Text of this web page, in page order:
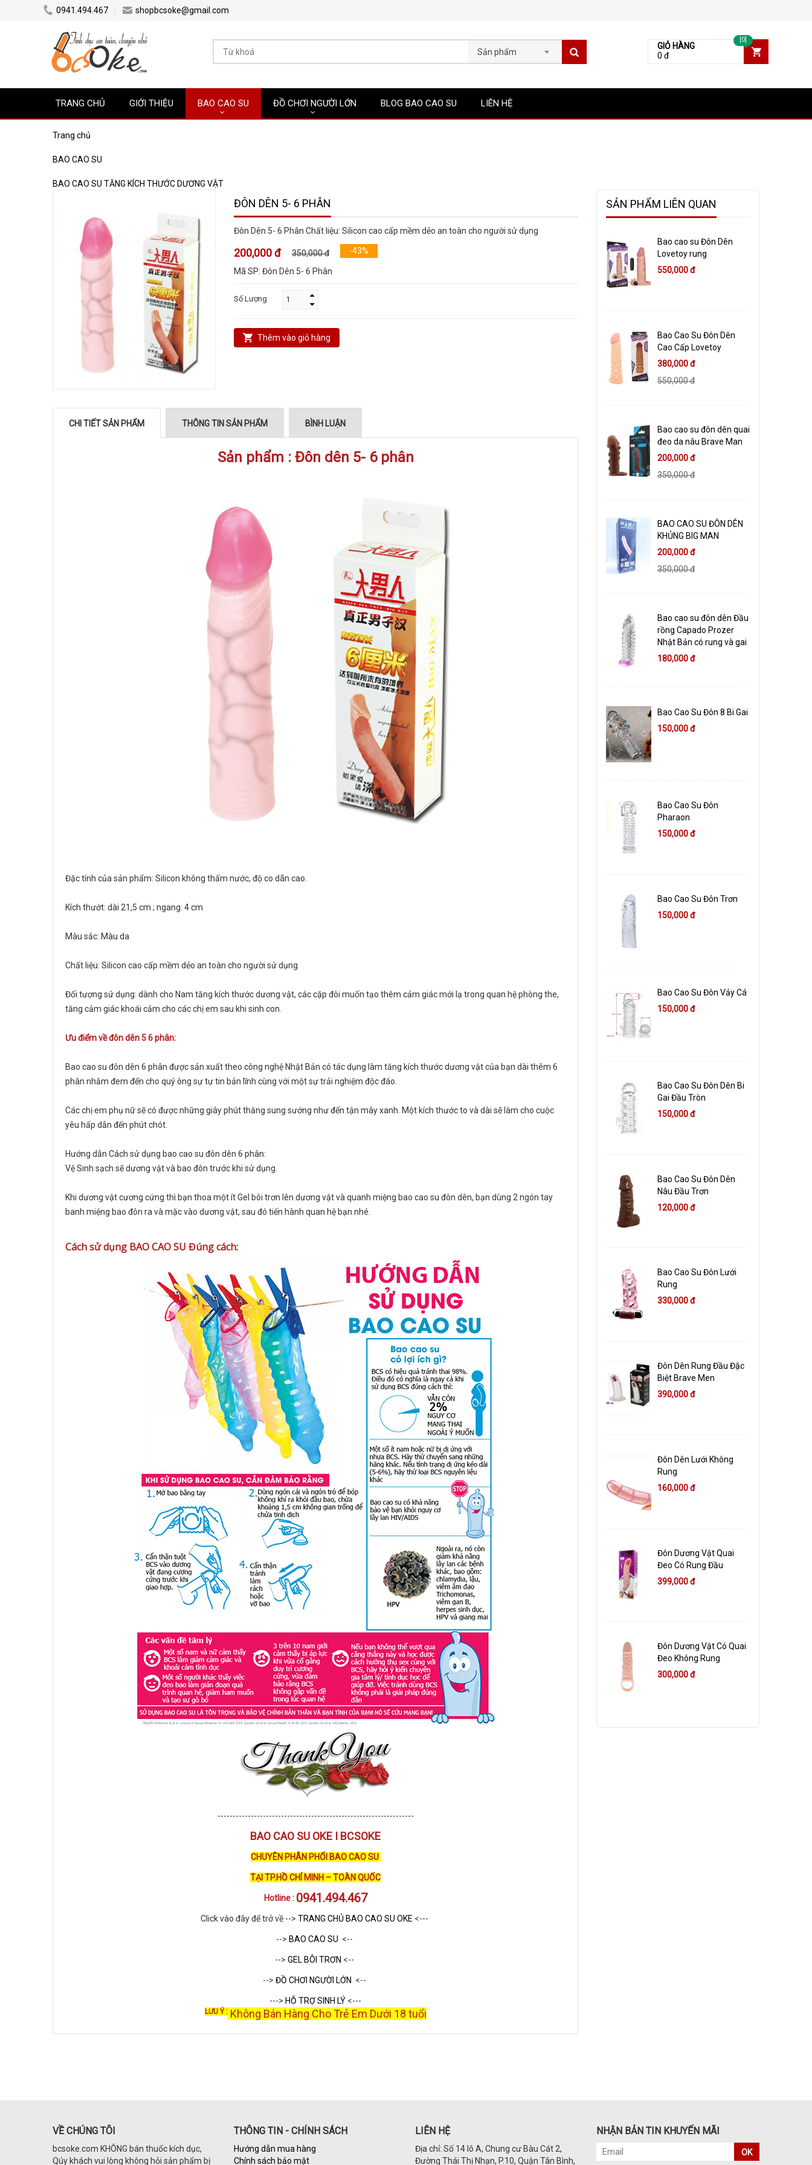
0941.494.467 shopbcsoke@gmail.com
Sản phẩm
GIỎ HÀNG
0 đ
[0]
TRANG CHỦ GIỚI THIỆU BAO CAO SU ĐỒ CHƠI NGƯỜI LỚN BLOG BAO CAO SU LIÊN HỆ
Trang chủ
BAO CAO SU
BAO CAO SU TĂNG KÍCH THƯỚC DƯƠNG VẬT
ĐÔN DÊN 5- 6 PHÂN
Đôn Dên 5- 6 Phân Chất liệu: Silicon cao cấp mềm dẻo an toàn cho người sử dụng
200,000 đ 350,000 đ -43%
Mã SP: Đôn Dên 5- 6 Phân
Số Lượng
Thêm vào giỏ hàng
CHI TIẾT SẢN PHẨM THÔNG TIN SẢN PHẨM BÌNH LUẬN
Sản phẩm : Đôn dên 5- 6 phân
Đặc tính của sản phẩm: Silicon không thấm nước, độ co dãn cao.
Kích thướt: dài 21,5 cm ; ngang: 4 cm
Màu sắc: Màu da
Chất liệu: Silicon cao cấp mềm dẻo an toàn cho người sử dụng
Đối tượng sử dụng: dành cho Nam tăng kích thước dương vật, các cặp đôi muốn tạo thêm cảm giác mới lạ trong quan hệ phòng the,
tăng cảm giác khoái cảm cho các chị em sau khi sinh con.
Ưu điểm về đôn dên 5 6 phân:
Bao cao su đôn dên 6 phân được sản xuất theo công nghệ Nhật Bản có tác dụng làm tăng kích thước dương vật của bạn dài thêm 6
phân nhằm đem đến cho quý ông sự tự tin bản lĩnh cùng với một sự trải nghiệm độc đáo.
Các chị em phụ nữ sẽ có được những giây phút thăng sung sướng như đến tận mây xanh. Một kích thước to và dài sẽ làm cho cuộc
yêu hấp dẫn đến phút chót.
Hướng dẫn Cách sử dụng bao cao su đôn dên 6 phân:
Vệ Sinh sạch sẽ dương vật và bao đôn trước khi sử dụng.
Khi dương vật cương cứng thì bạn thoa một ít Gel bôi trơn lên dương vật và quanh miệng bao cao su đôn dên, bạn dùng 2 ngón tay
banh miệng bao đôn ra và mặc vào dương vật, sau đó tiến hành quan hệ bạn nhé.
Cách sử dụng BAO CAO SU Đúng cách:
-----------------------------------------------------------------
BAO CAO SU OKE I BCSOKE
CHUYÊN PHÂN PHỐI BAO CAO SU
TẠI TP.HỒ CHÍ MINH – TOÀN QUỐC
Hotline : 0941.494.467
Click vào đây để trở về --> TRANG CHỦ BAO CAO SU OKE <---
--> BAO CAO SU <--
--> GEL BÔI TRƠN <--
--> ĐỒ CHƠI NGƯỜI LỚN <--
---> HỖ TRỢ SINH LÝ <---
LƯU Ý :Không Bán Hàng Cho Trẻ Em Dưới 18 tuổi
SẢN PHẨM LIÊN QUAN
Bao cao su Đôn Dên
Lovetoy rung
550,000 đ
Bao Cao Su Đôn Dên
Cao Cấp Lovetoy
380,000 đ
550,000 đ
Bao cao su đôn dên quai
đeo da nâu Brave Man
200,000 đ
350,000 đ
BAO CAO SU ĐÔN DÊN
KHỦNG BIG MAN
200,000 đ
350,000 đ
Bao cao su đôn dên Đầu
rồng Capado Prozer
Nhật Bản có rung và gai
180,000 đ
Bao Cao Su Đôn 8 Bi Gai
150,000 đ
Bao Cao Su Đôn
Pharaon
150,000 đ
Bao Cao Su Đôn Trơn
150,000 đ
Bao Cao Su Đôn Vảy Cá
150,000 đ
Bao Cao Su Đôn Dên Bi
Gai Đầu Tròn
150,000 đ
Bao Cao Su Đôn Dên
Nâu Đầu Trơn
120,000 đ
Bao Cao Su Đôn Lưới
Rung
330,000 đ
Đôn Dên Rung Đầu Đặc
Biệt Brave Men
390,000 đ
Đôn Dên Lưới Không
Rung
160,000 đ
Đôn Dương Vật Quai
Đeo Có Rung Đầu
399,000 đ
Đôn Dương Vật Có Quai
Đeo Không Rung
300,000 đ
VỀ CHÚNG TÔI
bcsoke.com KHÔNG bán thuốc kích dục,
Qúy khách vui lòng không hỏi sản phẩm bị
THÔNG TIN - CHÍNH SÁCH
Hướng dẫn mua hàng
Chính sách bảo mật
LIÊN HỆ
Địa chỉ: Số 14 lô A, Chung cư Bàu Cát 2,
Đường Thái Thị Nhạn, P.10, Quận Tân Bình,
NHẬN BẢN TIN KHUYẾN MÃI
OK